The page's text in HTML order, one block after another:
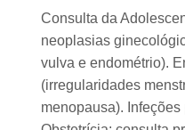
Consulta da
neoplasias
vulva e endométrio).
(irregularidades
menopausa).